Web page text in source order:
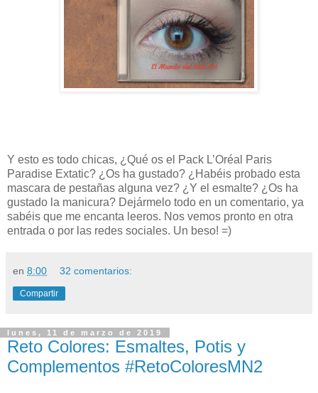
Y esto es todo chicas, ¿Qué os el Pack L’Oréal Paris
Paradise Extatic? ¿Os ha gustado? ¿Habéis probado esta
mascara de pestañas alguna vez? ¿Y el esmalte? ¿Os ha
gustado la manicura? Dejármelo todo en un comentario, ya
sabéis que me encanta leeros. Nos vemos pronto en otra
entrada o por las redes sociales. Un beso! =)
en 8:00 32 comentarios:
Compartir
lunes, 11 de marzo de 2019
Reto Colores: Esmaltes, Potis y
Complementos #RetoColoresMN2